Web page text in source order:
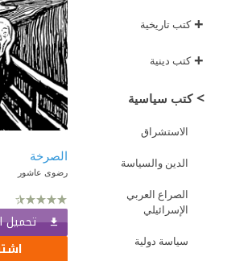
+كتب تاريخية
+كتب دينية
>كتب سياسية
الاستشراق
الدين والسياسة
الصراع العربي
الإسرائيلي
سياسة دولية
الصرخة
رضوى عاشور
تحميل